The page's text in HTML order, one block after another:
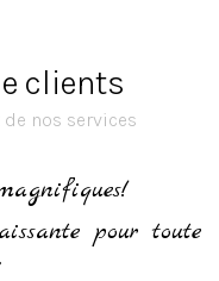
clients
nos services
pour toute